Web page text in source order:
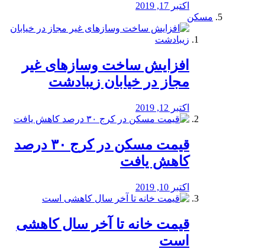
اکتبر 17, 2019
مسکن
افزایش ساخت وسازهای غیر
مجاز در خیابان زیبادشت
اکتبر 12, 2019
️قیمت مسکن در کرج ۳۰ درصد
کاهش یافت
اکتبر 10, 2019
قیمت خانه تا آخر سال کاهشی
است